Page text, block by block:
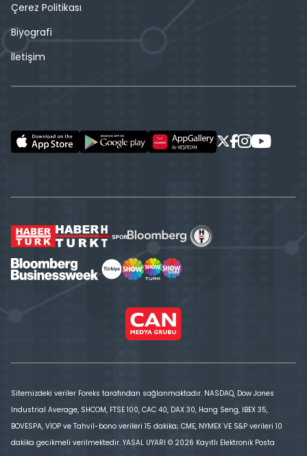
Çerez Politikası
Biyografi
İletişim
Sitemizdeki veriler Foreks tarafından sağlanmaktadır. NASDAQ, Dow Jones
Industrial Average, SHCOM, FTSE 100, CAC 40, DAX 30, Hang Seng, IBEX 35,
BOVESPA, VİOP ve Tahvil-bono verileri 15 dakika; CME, NYMEX VE S&P verileri 10
dakika gecikmeli verilmektedir. YASAL UYARI © 2026 Kayıtlı Elektronik Posta